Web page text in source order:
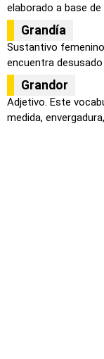
elaborado a base de
Grandía
Sustantivo
encuentra
Grandor
Adjetivo. Este
medida,